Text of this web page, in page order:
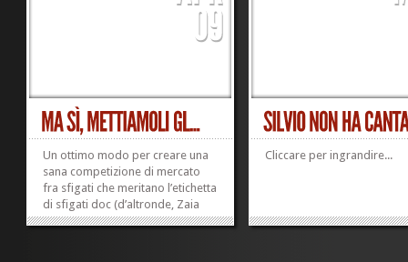
Un ottimo modo per creare una
sana competizione di mercato
fra sfigati che meritano l’etichetta
di sfigati doc (d’altronde, Zaia
parla al Vinitaly) e sfigati-sfigati.
Cliccare per ingrandire...